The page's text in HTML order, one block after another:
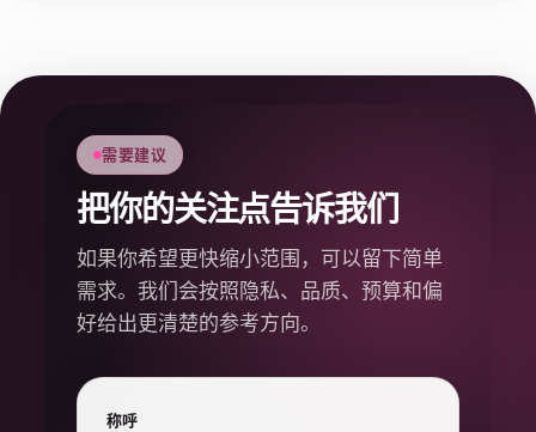
需要建议
把你的关注点告诉我们
如果你希望更快缩小范围，可以留下简单
需求。我们会按照隐私、品质、预算和偏
好给出更清楚的参考方向。
称呼